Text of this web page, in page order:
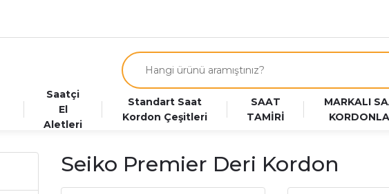
Saatçi
El
Aletleri
Standart Saat
Kordon Çeşitleri
SAAT
TAMİRİ
MARKALI
Seiko Premier Deri Kordon